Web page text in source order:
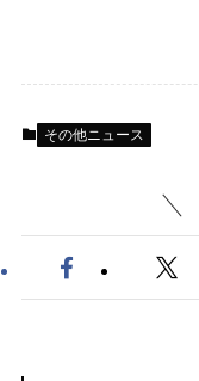
その他ニュース